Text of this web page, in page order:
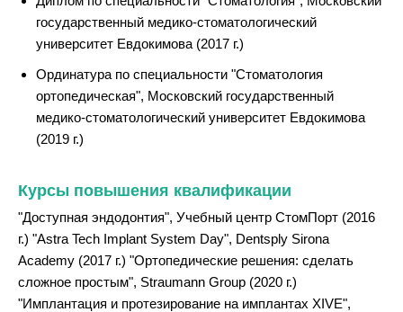
государственный медико-стоматологический
университет Евдокимова (2017 г.)
Ординатура по специальности "Стоматология
ортопедическая", Московский государственный
медико-стоматологический университет Евдокимова
(2019 г.)
Курсы повышения квалификации
"Доступная эндодонтия", Учебный центр СтомПорт (2016
г.) "Astra Tech Implant System Day", Dentsply Sirona
Academy (2017 г.) "Ортопедические решения: сделать
сложное простым", Straumann Group (2020 г.)
"Имплантация и протезирование на имплантах XIVE",